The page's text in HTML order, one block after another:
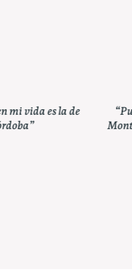
Taberna La
a todos los